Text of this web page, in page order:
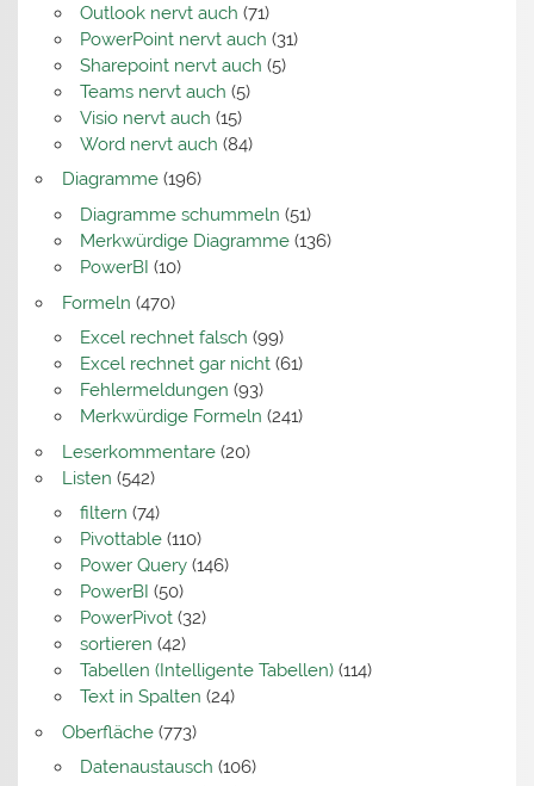
Outlook nervt auch (71)
PowerPoint nervt auch (31)
Sharepoint nervt auch (5)
Teams nervt auch (5)
Visio nervt auch (15)
Word nervt auch (84)
Diagramme(196)
Diagramme schummeln (51)
Merkwürdige Diagramme(136)
PowerBI (10)
Formeln (470)
Excel rechnet falsch (99)
Excel rechnet gar nicht(61)
Fehlermeldungen (93)
Merkwürdige Formeln (241)
Leserkommentare(20)
Listen (542)
filtern (74)
Pivottable(110)
Power Query(146)
PowerBI (50)
PowerPivot(32)
sortieren (42)
Tabellen (Intelligente Tabellen)(114)
Text in Spalten (24)
Oberfläche(773)
Datenaustausch (106)